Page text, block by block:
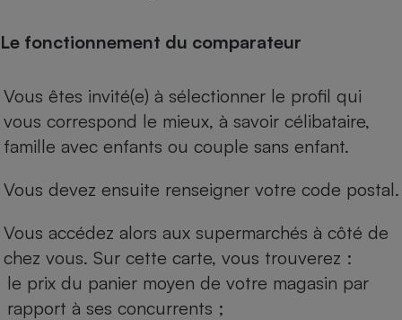
Le fonctionnement du comparateur
Vous êtes invité(e) à sélectionner le profil qui
vous correspond le mieux, à savoir célibataire,
famille avec enfants ou couple sans enfant.
Vous devez ensuite renseigner votre code postal.
Vous accédez alors aux supermarchés à côté de
chez vous. Sur cette carte, vous trouverez :
le prix du panier moyen de votre magasin par
rapport à ses concurrents ;